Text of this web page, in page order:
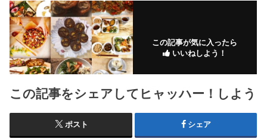
この記事が気に入ったら
いいねしよう！
この記事をシェアしてヒャッハー！しよう
ポスト シェア